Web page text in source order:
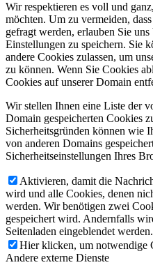
Wir respektieren es voll und
möchten. Um zu vermeiden,
gefragt werden, erlauben Sie
Einstellungen zu speichern. Sie
andere Cookies zulassen, um
zu können. Wenn Sie Cookies
Cookies auf unserer Domain
Wir stellen Ihnen eine Liste der
Domain gespeicherten Cookies
Sicherheitsgründen können wie
von anderen Domains
Sicherheitseinstellungen Ihres
Aktivieren, damit die
wird und alle Cookies, denen
werden. Wir benötigen zwei
gespeichert wird. Andernfalls
Seitenladen eingeblendet werden.
Hier klicken, um notwendige
Andere externe Dienste